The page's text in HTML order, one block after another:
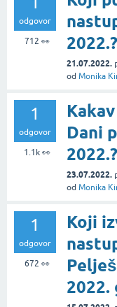
odgovor
712 👀
2022.?
21.07.2022.
od Monika
1
odgovor
1.1k👀
Dani
2022.?
23.07.2022.
od Monika
1
odgovor
672 👀
Koji
2022.